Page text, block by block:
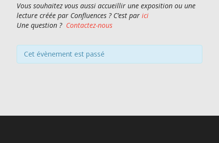
Vous souhaitez vous aussi accueillir une exposition ou une
lecture créée par Confluences ? C’est par ici
Une question ? Contactez-nous
Cet évènement est passé